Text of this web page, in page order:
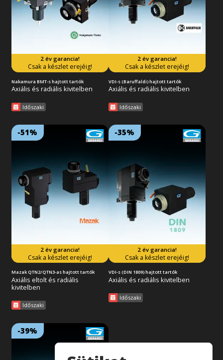
2 év garancia!
Csak a készlet erejéig!
európai készlet erejéig
érvényes!
Tovább az akcióra
Nakamura BMT-s hajtott tartók
Axiális és radiális kivitelben
Időszaki
2 év garancia!
Csak a készlet erejéig!
erejéig érvényes!
Tovább az akcióra
VDI-s (Baruffaldi) hajtott tartók
Axiális és radiális kivitelben
Időszaki
-51%
2 év garancia!
Csak a készlet erejéig!
Lejárat: 2026/08/31
áttételel. Kompatibilis a Mazak
QTN2 vagy QTN3-as
revolverfejekkel. 2 év garancia!
FIGYELEM, ajánlatunk az
európai készlet erejéig
érvényes!
Tovább az akcióra
Mazak QTN2/QTN3-as hajtott tartók
Axiális eltolt és radiális
kivitelben
Időszaki
-35%
2 év garancia!
Csak a készlet erejéig!
Lejárat: 2026/08/31
áttételel. Kompatibilis a VDI
DIN 1809-es revolverfejekkel. 2
év garancia! FIGYELEM,
ajánlatunk az európai készlet
erejéig érvényes!
Tovább az akcióra
VDI-s (DIN 1809) hajtott tartók
Axiális és radiális kivitelben
Időszaki
-39%
Lejárat: 2026/08/31
18:59:59
ER patronos kihajtás, 1:1-es